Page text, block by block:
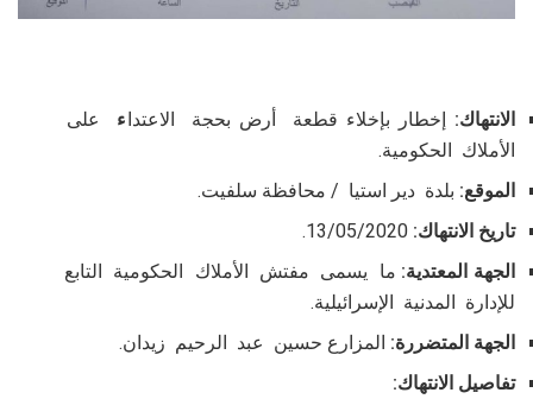
الانتهاك:إخطار بإخلاء قطعة أرض بحجة الاعتداء على
الأملاك الحكومية.
الموقع: بلدة دير استيا / محافظة سلفيت.
تاريخ الانتهاك:
الجهة المعتدية: ما يسمى مفتش الأملاك الحكومية التابع
للإدارة المدنية الإسرائيلية.
الجهة المتضررة: المزارع حسين عبد الرحيم زيدان.
تفاصيل الانتهاك: